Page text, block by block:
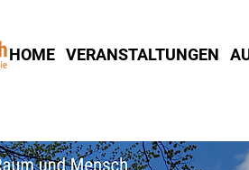
HOME VERANSTALTUNGEN